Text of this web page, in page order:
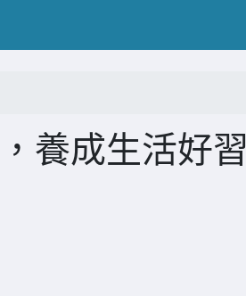
養成生活好習